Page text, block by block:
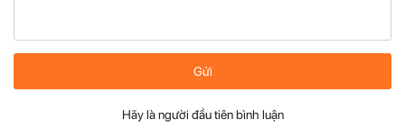
Gửi
Hãy là người đầu tiên bình luận